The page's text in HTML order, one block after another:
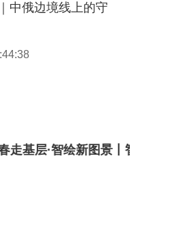
中俄边境线上的守
·智绘新图景丨智能温室里的“